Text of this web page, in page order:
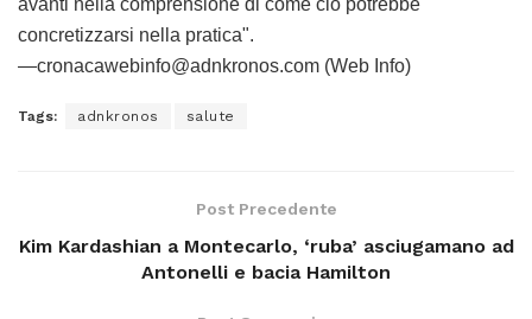
concretizzarsi nella pratica".
—cronacawebinfo@adnkronos.com (Web Info)
Tags: adnkronos salute
Post Precedente
Kim Kardashian a Montecarlo, ‘ruba’ asciugamano ad
Antonelli e bacia Hamilton